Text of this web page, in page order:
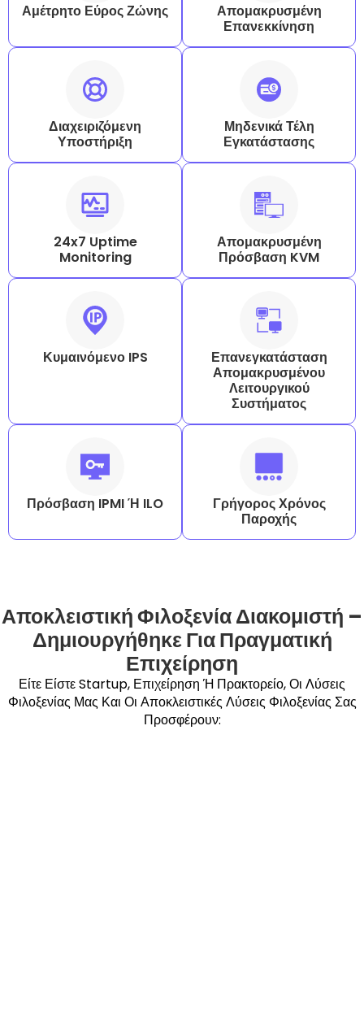
Αμέτρητο Εύρος Ζώνης
Απομακρυσμένη
Επανεκκίνηση
Διαχειριζόμενη
Υποστήριξη
Μηδενικά Τέλη
Εγκατάστασης
24x7 Uptime
Monitoring
Απομακρυσμένη
Πρόσβαση KVM
Κυμαινόμενο IPS
Επανεγκατάσταση
Απομακρυσμένου
Λειτουργικού
Συστήματος
Πρόσβαση IPMI Ή ILO
Γρήγορος Χρόνος
Παροχής
Αποκλειστική Φιλοξενία Διακομιστή –
Δημιουργήθηκε Για Πραγματική
Επιχείρηση
Είτε Είστε Startup, Επιχείρηση Ή Πρακτορείο, Οι Λύσεις
Φιλοξενίας Μας Και Οι Αποκλειστικές Λύσεις Φιλοξενίας Σας
Προσφέρουν: